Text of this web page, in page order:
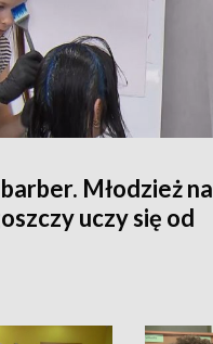
Młodzież na
uczy się od